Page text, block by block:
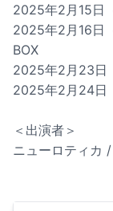
2025年2月15日
2025年2月16日
BOX
2025年2月23日
2025年2月24日
＜出演者＞
ニューロティカ